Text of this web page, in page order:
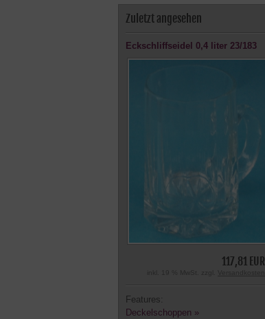
Zuletzt angesehen
Eckschliffseidel 0,4 liter 23/183
117,81 EUR
Features:
Deckelschoppen »